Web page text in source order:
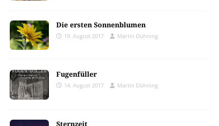
Die ersten Sonnenblumen
19. August 2017 Martin Dühning
Fugenfüller
14. August 2017 Martin Dühning
Sternzeit